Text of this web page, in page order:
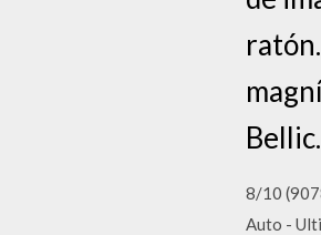
Bellic.
8/10
Auto -